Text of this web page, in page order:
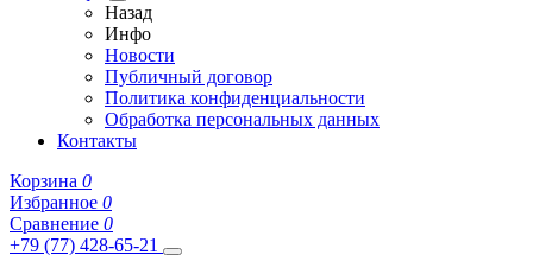
Назад
Инфо
Новости
Публичный договор
Политика конфиденциальности
Обработка персональных данных
Контакты
Корзина 0
Избранное 0
Сравнение 0
+79 (77) 428-65-21